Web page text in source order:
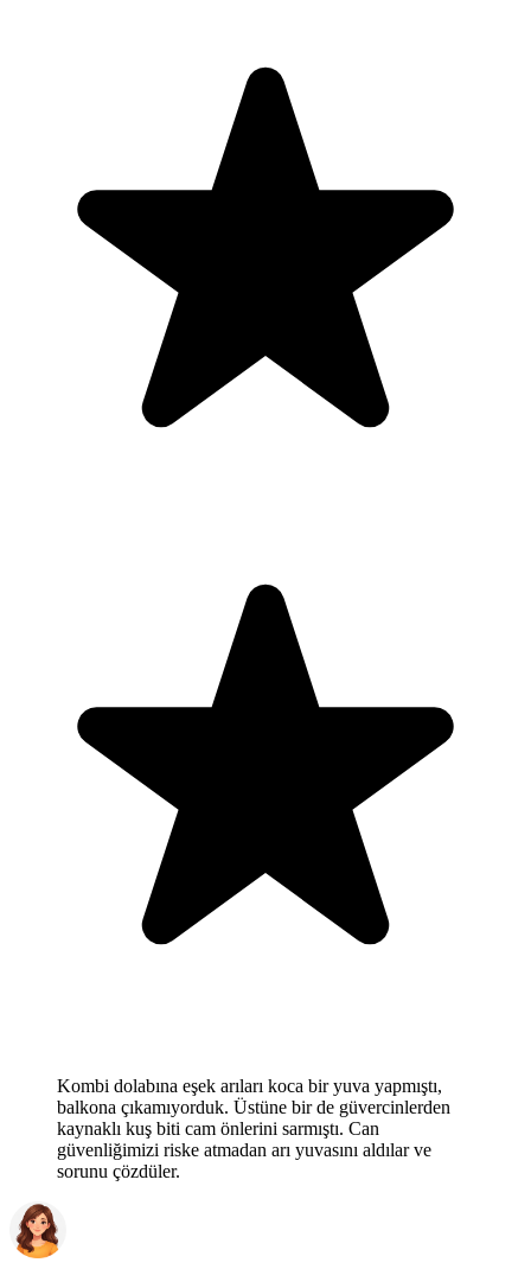
Kombi dolabına eşek arıları koca bir yuva yapmıştı,
balkona çıkamıyorduk. Üstüne bir de güvercinlerden
kaynaklı kuş biti cam önlerini sarmıştı. Can
güvenliğimizi riske atmadan arı yuvasını aldılar ve
sorunu çözdüler.